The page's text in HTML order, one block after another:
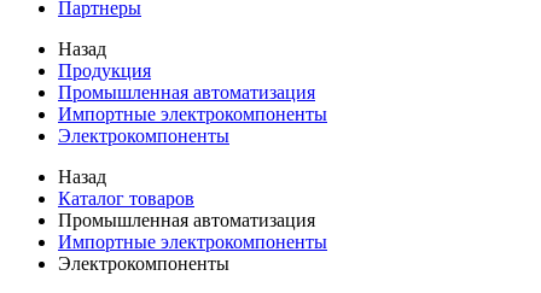
Партнеры
Назад
Продукция
Промышленная автоматизация
Импортные электрокомпоненты
Электрокомпоненты
Назад
Каталог товаров
Промышленная автоматизация
Импортные электрокомпоненты
Электрокомпоненты